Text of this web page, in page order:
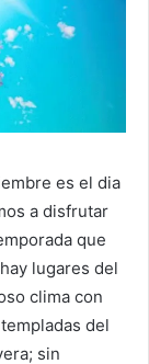
es el dia
a disfrutar
que
lugares del
clima con
del
sin